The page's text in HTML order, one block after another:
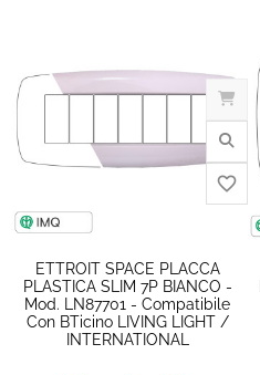
ETTROIT SPACE PLACCA
PLASTICA SLIM 7P BIANCO -
Mod. LN87701 - Compatibile
Con BTicino LIVING LIGHT /
INTERNATIONAL